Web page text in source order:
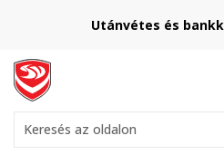
Utánvétes és
Keresés az oldalon